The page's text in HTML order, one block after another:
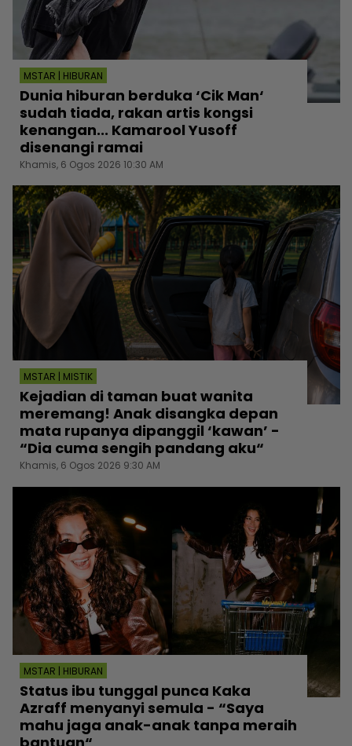
MSTAR | HIBURAN
Dunia hiburan berduka ‘Cik Man‘
sudah tiada, rakan artis kongsi
kenangan... Kamarool Yusoff
disenangi ramai
Khamis, 6 Ogos 2026 10:30 AM
MSTAR | MISTIK
Kejadian di taman buat wanita
meremang! Anak disangka depan
mata rupanya dipanggil ‘kawan’ -
“Dia cuma sengih pandang aku“
Khamis, 6 Ogos 2026 9:30 AM
MSTAR | HIBURAN
Status ibu tunggal punca Kaka
Azraff menyanyi semula - “Saya
mahu jaga anak-anak tanpa meraih